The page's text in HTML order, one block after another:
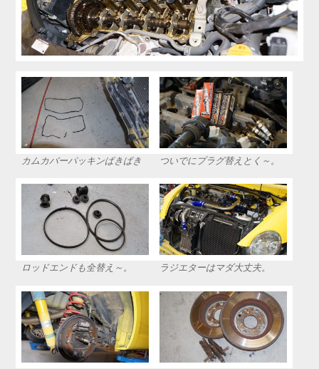
カムカバーパッキンぱきぱき ついでにプラグ替えとく～。
ロッドエンドも全替え～。 ラジエターはマダ大丈夫。